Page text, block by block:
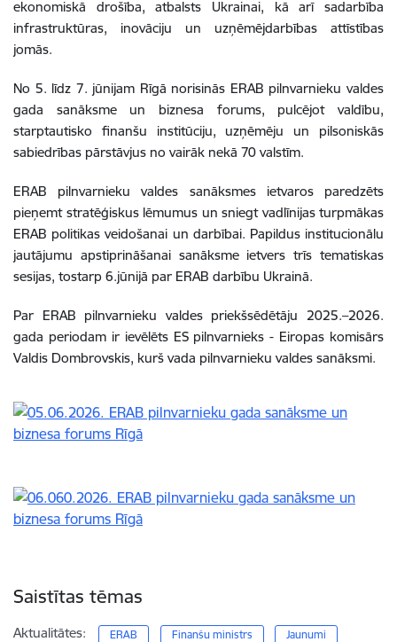
ekonomiskā drošība, atbalsts Ukrainai, kā arī sadarbība
infrastruktūras, inovāciju un uzņēmējdarbības attīstības
jomās.
No 5. līdz 7. jūnijam Rīgā norisinās ERAB pilnvarnieku valdes
gada sanāksme un biznesa forums, pulcējot valdību,
starptautisko finanšu institūciju, uzņēmēju un pilsoniskās
sabiedrības pārstāvjus no vairāk nekā 70 valstīm.
ERAB pilnvarnieku valdes sanāksmes ietvaros paredzēts
pieņemt stratēģiskus lēmumus un sniegt vadlīnijas turpmākas
ERAB politikas veidošanai un darbībai. Papildus institucionālu
jautājumu apstiprināšanai sanāksme ietvers trīs tematiskas
sesijas, tostarp 6.jūnijā par ERAB darbību Ukrainā.
Par ERAB pilnvarnieku valdes priekšsēdētāju 2025.–2026.
gada periodam ir ievēlēts ES pilnvarnieks - Eiropas komisārs
Valdis Dombrovskis, kurš vada pilnvarnieku valdes sanāksmi.
Saistītas tēmas
Aktualitātes: ERAB Finanšu ministrs Jaunumi